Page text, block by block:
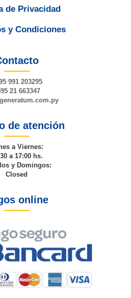
de Privacidad
y Condiciones
991 203295
21 663347
.com.py
de atención
a Viernes:
a 17:00 hs.
y Domingos:
Closed
online